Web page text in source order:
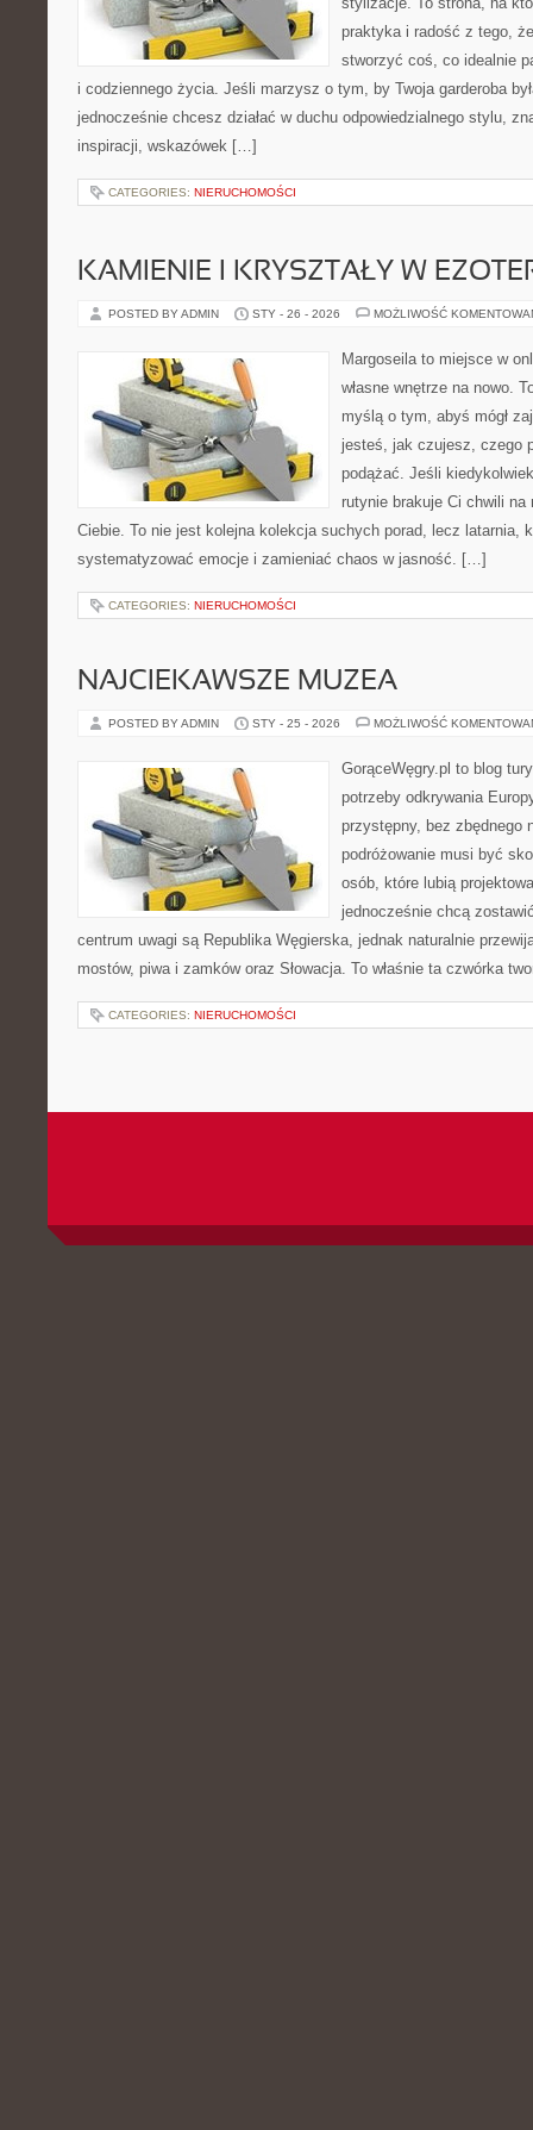
praktyka i radość z tego,
stworzyć coś, co idealnie
i codziennego życia. Jeśli marzysz o tym, by Twoja garderoba
jednocześnie chcesz działać w duchu odpowiedzialnego stylu,
inspiracji, wskazówek […]
CATEGORIES: NIERUCHOMOŚCI
KAMIENIE I KRYSZTAŁY W
POSTED BY ADMIN STY - 26 - 2026 MOŻLIWOŚĆ
Margoseila to miejsce w
własne wnętrze na nowo.
myślą o tym, abyś mógł
jesteś, jak czujesz, czego
podążać. Jeśli
rutynie brakuje Ci chwili na
Ciebie. To nie jest kolejna kolekcja suchych porad, lecz latarnia,
systematyzować emocje i zamieniać chaos w jasność. […]
CATEGORIES: NIERUCHOMOŚCI
NAJCIEKAWSZE MUZEA
POSTED BY ADMIN STY - 25 - 2026 MOŻLIWOŚĆ
GorąceWęgry.pl to blog
potrzeby odkrywania
przystępny, bez zbędnego
podróżowanie musi być
osób, które lubią
jednocześnie chcą
centrum uwagi są Republika Węgierska, jednak naturalnie
mostów, piwa i zamków oraz Słowacja. To właśnie ta czwórka
CATEGORIES: NIERUCHOMOŚCI